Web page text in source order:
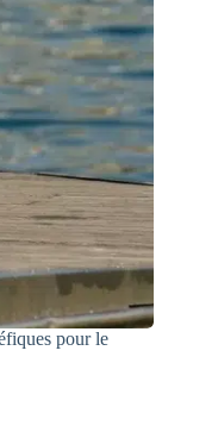
pour le